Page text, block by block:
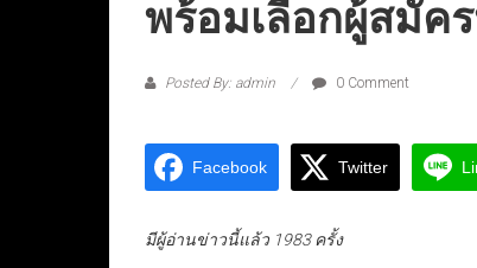
พร้อมเลือกผู้สมัค
Posted By: admin 0 Comment
Facebook Twitter
มีผู้อ่านข่าวนี้แล้ว 1983 ครั้ง